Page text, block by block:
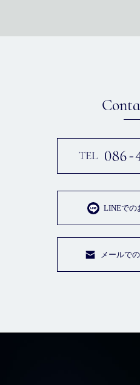
LINEでの
メールで